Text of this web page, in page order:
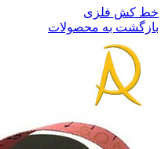
خط کش فلزی
بازگشت به محصولات